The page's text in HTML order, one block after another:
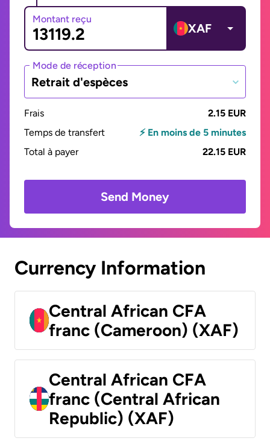
Montant reçu
XAF
Mode de réception
Retrait d'espèces
Frais
2.15 EUR
Temps de transfert
⚡ En moins de 5 minutes
Total à payer
22.15 EUR
Send Money
Currency Information
Central African CFA
franc (Cameroon) (XAF)
Central African CFA
franc (Central African
Republic) (XAF)